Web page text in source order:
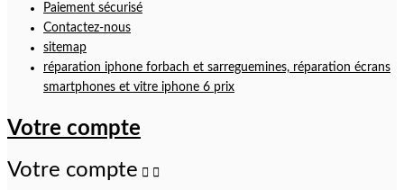
Paiement sécurisé
Contactez-nous
sitemap
réparation iphone forbach et sarreguemines, réparation écrans
smartphones et vitre iphone 6 prix
Votre compte
Votre compte  